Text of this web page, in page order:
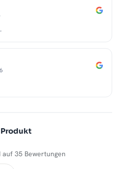
Produkt
auf 35 Bewertungen